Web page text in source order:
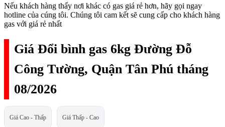
Nếu khách hàng thấy nơi khác có gas giá rẻ hơn, hãy gọi ngay
hotline của cúng tôi. Chúng tôi cam kết sẽ cung cấp cho khách hàng
gas với giá rẻ nhất
Giá Đổi bình gas 6kg Đường Đỗ
Công Tường, Quận Tân Phú tháng
08/2026
Giá Cao - Thấp Giá Thấp - Cao